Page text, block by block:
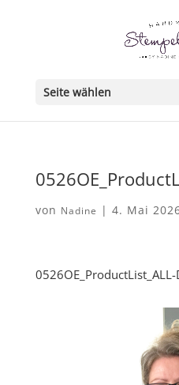
Seite wählen
von Nadine | 4. Mai
0526OE_ProductList_ALL-